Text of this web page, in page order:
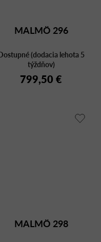
MALMÖ 296
(dodacia lehota 5
týždňov)
799,50 €
MALMÖ 298